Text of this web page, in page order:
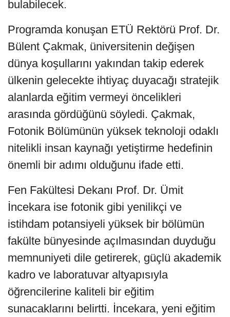
bulabilecek.
Programda konuşan ETÜ Rektörü Prof. Dr.
Bülent Çakmak, üniversitenin değişen
dünya koşullarını yakından takip ederek
ülkenin gelecekte ihtiyaç duyacağı stratejik
alanlarda eğitim vermeyi öncelikleri
arasında gördüğünü söyledi. Çakmak,
Fotonik Bölümünün yüksek teknoloji odaklı
nitelikli insan kaynağı yetiştirme hedefinin
önemli bir adımı olduğunu ifade etti.
Fen Fakültesi Dekanı Prof. Dr. Ümit
İncekara ise fotonik gibi yenilikçi ve
istihdam potansiyeli yüksek bir bölümün
fakülte bünyesinde açılmasından duyduğu
memnuniyeti dile getirerek, güçlü akademik
kadro ve laboratuvar altyapısıyla
öğrencilerine kaliteli bir eğitim
sunacaklarını belirtti. İncekara, yeni eğitim